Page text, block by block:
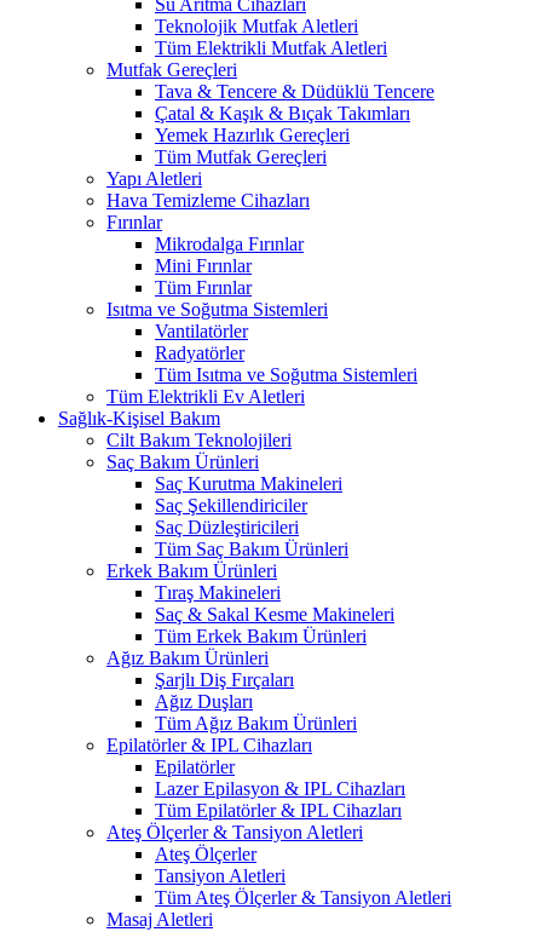
Su Arıtma Cihazları
Teknolojik Mutfak Aletleri
Tüm Elektrikli Mutfak Aletleri
Mutfak Gereçleri
Tava & Tencere & Düdüklü Tencere
Çatal & Kaşık & Bıçak Takımları
Yemek Hazırlık Gereçleri
Tüm Mutfak Gereçleri
Yapı Aletleri
Hava Temizleme Cihazları
Fırınlar
Mikrodalga Fırınlar
Mini Fırınlar
Tüm Fırınlar
Isıtma ve Soğutma Sistemleri
Vantilatörler
Radyatörler
Tüm Isıtma ve Soğutma Sistemleri
Tüm Elektrikli Ev Aletleri
Sağlık-Kişisel Bakım
Cilt Bakım Teknolojileri
Saç Bakım Ürünleri
Saç Kurutma Makineleri
Saç Şekillendiriciler
Saç Düzleştiricileri
Tüm Saç Bakım Ürünleri
Erkek Bakım Ürünleri
Tıraş Makineleri
Saç & Sakal Kesme Makineleri
Tüm Erkek Bakım Ürünleri
Ağız Bakım Ürünleri
Şarjlı Diş Fırçaları
Ağız Duşları
Tüm Ağız Bakım Ürünleri
Epilatörler & IPL Cihazları
Epilatörler
Lazer Epilasyon & IPL Cihazları
Tüm Epilatörler & IPL Cihazları
Ateş Ölçerler & Tansiyon Aletleri
Ateş Ölçerler
Tansiyon Aletleri
Tüm Ateş Ölçerler & Tansiyon Aletleri
Masaj Aletleri